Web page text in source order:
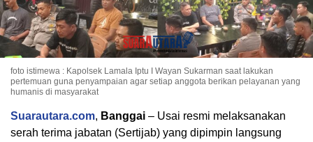
foto istimewa : Kapolsek Lamala Iptu I Wayan Sukarman saat lakukan
pertemuan guna penyampaian agar setiap anggota berikan pelayanan yang
humanis di masyarakat
Suarautara.com, Banggai – Usai resmi melaksanakan
serah terima jabatan (Sertijab) yang dipimpin langsung